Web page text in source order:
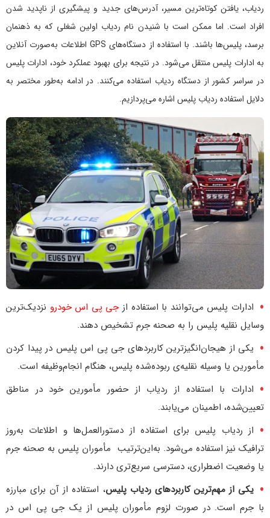
ردیاب، یافتن کوتاه‌ترین مسیر، آدرس‌های جدید و پیشگیری از ناپدید شدن
افراد است. اما ممکن است با شنیدن نام ردیاب اولین شغلی که به ذهنمان
برسد، پلیس‌ها باشند. با استفاده از دستگاه‌های GPS
اطلاعات به‌صورت آنلاین
به ادارات پلیس منتقل می‌شود. در نتیجه برای بهبود عملکرد خود، ادارات پلیس
در سراسر کشور از دستگاه ردیاب استفاده می‌کنند. در ادامه به‌طور مختصر به
دلایل استفاده ردیاب پلیس اشاره می‌پردازیم.
ادارات پلیس می‌توانند با استفاده ازجی پی اس خودرو نزدیک‌ترین
وسایل نقلیه پلیس را به صحنه جرم تشخیص دهند.
یکی از هیجان‌انگیزترین کاربردهای جی پی اس پلیس در پیدا کردن
مأمورین یا وسیله نقلیه‌ی ربوده‌شده پلیس، هنگام انجام‌وظیفه است.
ادارات با استفاده از ردیاب از حضور مأمورین خود در مناطق
تعیین‌شده، اطمینان می‌یابند.
از ردیاب پلیس برای استفاده از دستورالعمل‌ها و اطلاعات به‌روز
ترافیک نیز استفاده می‌شود. به‌این‌ترتیب مأموران پلیس به صحنه جرم
یا وضعیت اضطراری، دسترسی سریع‌تری دارند.
یکی از مهم‌ترین کاربردهای ردیاب پلیس، استفاده از آن برای مبارزه
با جرم است. در صورت لزوم مأموران پلیس از یک جی پی اس در